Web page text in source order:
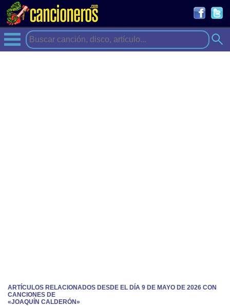
ARTÍCULOS RELACIONADOS DESDE EL DÍA 9 DE MAYO DE 2026 CON
CANCIONES DE
«JOAQUÍN CALDERÓN»